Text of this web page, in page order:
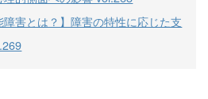
障害とは？】障害の特性に応じた支